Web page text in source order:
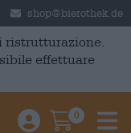
shop@bierothek.de
ristrutturazione.
effettuare
Einloggen /
0